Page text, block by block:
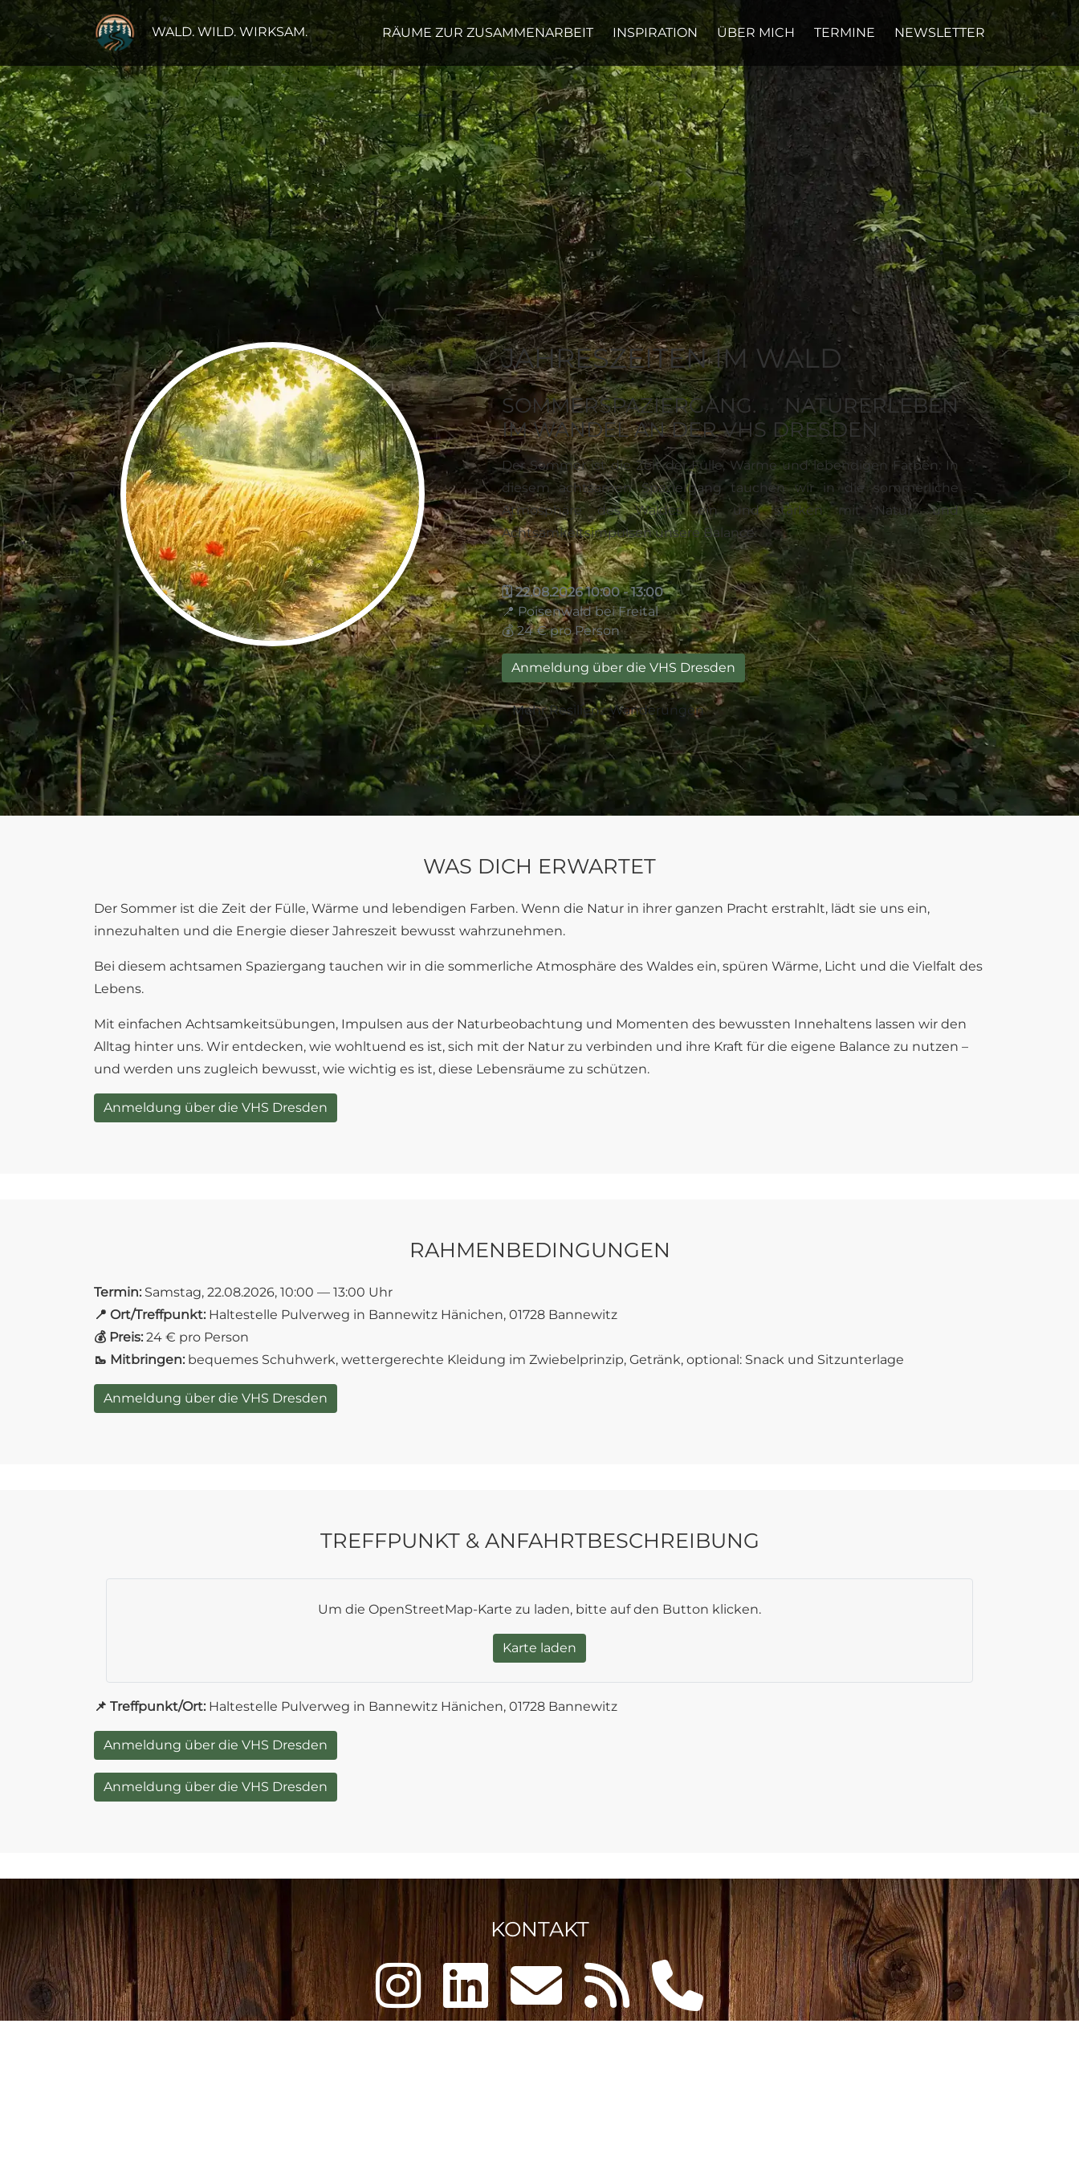
WALD. WILD. WIRKSAM. RÄUME ZUR ZUSAMMENARBEIT INSPIRATION ÜBER MICH TERMINE NEWSLETTER
JAHRESZEITEN IM WALD
SOMMERSPAZIERGANG. NATURERLEBEN
IM WANDEL AN DER VHS DRESDEN
Der Sommer ist die Zeit der Fülle, Wärme und lebendigen Farben. In
diesem achtsamen Spaziergang tauchen wir in die sommerliche
Atmosphäre des Waldes ein und stärken mit Natur- und
Achtsamkeitsimpulsen unsere Balance.
🗓️ 22.08.2026 10:00 - 13:00
📍 Poisenwald bei Freital
💰 24 € pro Person
Anmeldung über die VHS Dresden
Mehr Resilienz Wanderungen
WAS DICH ERWARTET
Der Sommer ist die Zeit der Fülle, Wärme und lebendigen Farben. Wenn die Natur in ihrer ganzen Pracht erstrahlt, lädt sie uns ein,
innezuhalten und die Energie dieser Jahreszeit bewusst wahrzunehmen.
Bei diesem achtsamen Spaziergang tauchen wir in die sommerliche Atmosphäre des Waldes ein, spüren Wärme, Licht und die Vielfalt des
Lebens.
Mit einfachen Achtsamkeitsübungen, Impulsen aus der Naturbeobachtung und Momenten des bewussten Innehaltens lassen wir den
Alltag hinter uns. Wir entdecken, wie wohltuend es ist, sich mit der Natur zu verbinden und ihre Kraft für die eigene Balance zu nutzen –
und werden uns zugleich bewusst, wie wichtig es ist, diese Lebensräume zu schützen.
Anmeldung über die VHS Dresden
RAHMENBEDINGUNGEN
Termin: Samstag, 22.08.2026, 10:00 — 13:00 Uhr
📍 Ort/Treffpunkt: Haltestelle Pulverweg in Bannewitz Hänichen, 01728 Bannewitz
💰 Preis: 24 € pro Person
🥾 Mitbringen: bequemes Schuhwerk, wettergerechte Kleidung im Zwiebelprinzip, Getränk, optional: Snack und Sitzunterlage
Anmeldung über die VHS Dresden
TREFFPUNKT & ANFAHRTBESCHREIBUNG
Um die OpenStreetMap-Karte zu laden, bitte auf den Button klicken.
Karte laden
📌 Treffpunkt/Ort: Haltestelle Pulverweg in Bannewitz Hänichen, 01728 Bannewitz
Anmeldung über die VHS Dresden
Anmeldung über die VHS Dresden
KONTAKT